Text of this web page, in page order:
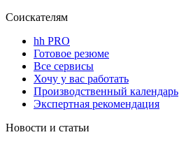
Соискателям
hh PRO
Готовое резюме
Все сервисы
Хочу у вас работать
Производственный календарь
Экспертная рекомендация
Новости и статьи